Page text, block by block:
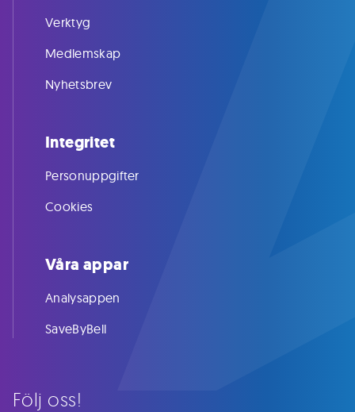
Följ oss!
Verktyg
Medlemskap
Nyhetsbrev
Integritet
Personuppgifter
Cookies
Våra appar
Analysappen
SaveByBell